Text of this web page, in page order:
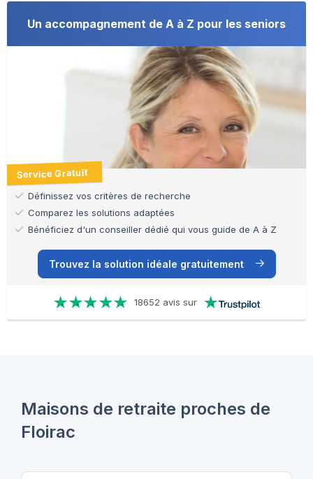
Un accompagnement de A à Z pour les seniors
Service Gratuit
Définissez vos critères de recherche
Comparez les solutions adaptées
Bénéficiez d'un conseiller dédié qui vous guide de A à Z
Trouvez la solution idéale gratuitement
18652 avis sur
Maisons de retraite proches de
Floirac